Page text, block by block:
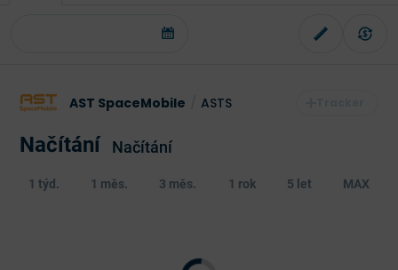
AST SpaceMobile ASTS
Načítání Načítání
1 týd. 1 měs. 3 měs. 1 rok 5 let MAX